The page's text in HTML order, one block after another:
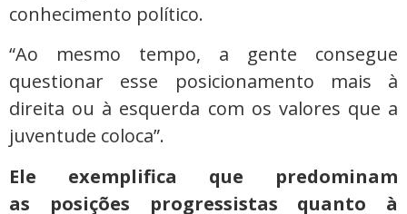
conhecimento político.
“Ao mesmo tempo, a gente consegue
questionar esse posicionamento mais à
direita ou à esquerda com os valores que a
juventude coloca”.
Ele exemplifica que predominam
as posições progressistas quanto à